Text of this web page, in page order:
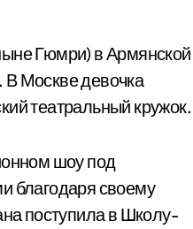
Гюмри) в Армянской
Москве девочка
театральный кружок.
шоу под
благодаря своему
поступила в Школу-